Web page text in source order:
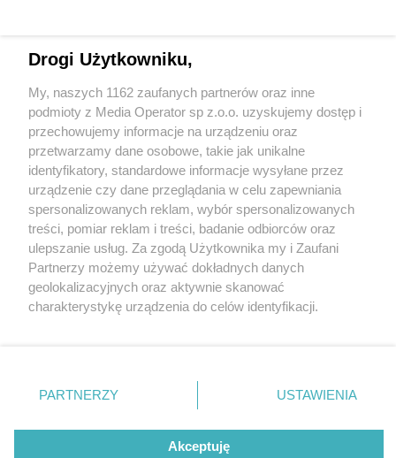
Pseudokibice G.K.S. Katowice pobili w Jaworznie
odpoczywających nad Sosiną. Jedna z ofiar
zostanie kaleką
3 / 4
Jaworzno. Zatrzymanie za
chuligańskie pobicie nad
Sosiną. 1 października 2025.
Wydawca mediów lokalnych
Nie zapomnij
zapoznać się z:
polityką prywatności
Twojemiasto
Piekary Śląskie
Chorzów
Tarnowskie Góry
Gliwice
Skontakuj sięz nami
Kontakt
Redakcja
Newsletter
Drogi Użytkowniku,
My, naszych 1162 zaufanych partnerów oraz inne
podmioty z Media Operator sp z.o.o. uzyskujemy dostęp i
przechowujemy informacje na urządzeniu oraz
przetwarzamy dane osobowe, takie jak unikalne
identyfikatory, standardowe informacje wysyłane przez
urządzenie czy dane przeglądania w celu zapewniania
spersonalizowanych reklam, wybór spersonalizowanych
treści, pomiar reklam i treści, badanie odbiorców oraz
ulepszanie usług. Za zgodą Użytkownika my i Zaufani
Partnerzy możemy używać dokładnych danych
geolokalizacyjnych oraz aktywnie skanować
charakterystykę urządzenia do celów identyfikacji.
zmienić/wycofać klikając przycisk ustawień prywatności
znajdujący się w lewym dolnym rogu strony
rodzaje przetwarzania danych nie wymagają zgody
użytkownika, ale masz prawo sprzeciwić się takiemu
PARTNERZY USTAWIENIA
Akceptuję